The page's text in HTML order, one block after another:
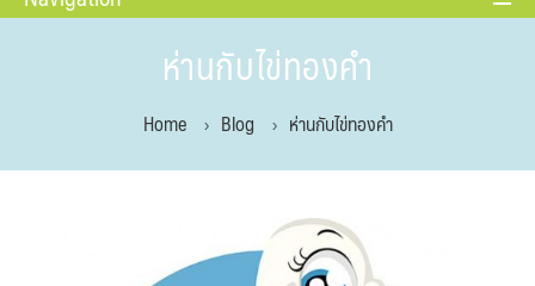
ห่านกับไข่ทองคำ
Home Blog ห่านกับไข่ทองคำ